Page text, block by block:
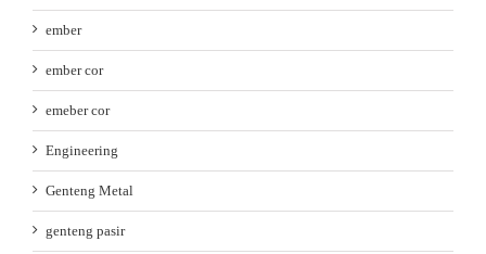
ember
ember cor
emeber cor
Engineering
Genteng Metal
genteng pasir